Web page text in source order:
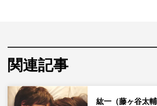
3月18日（土）の最終回放送を前に、先
クランクアップを迎えた。「西島いつか
ールアップです！」というスタッフの掛
が巻き起こり、片山修監督から花束を手
感極まって大号泣。
関連記事
紘一（藤ヶ谷太